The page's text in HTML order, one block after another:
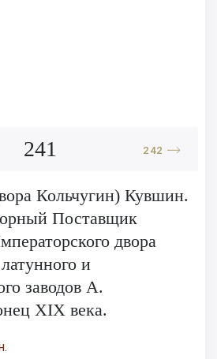
241 242
Кольчугин) Кувшин.
Поставщик
двора
и
заводов А.
ХIХ века.